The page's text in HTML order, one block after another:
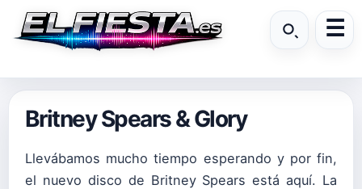
Britney Spears & Glory
Llevábamos mucho tiempo esperando y por fin,
el nuevo disco de Britney Spears está aquí. La